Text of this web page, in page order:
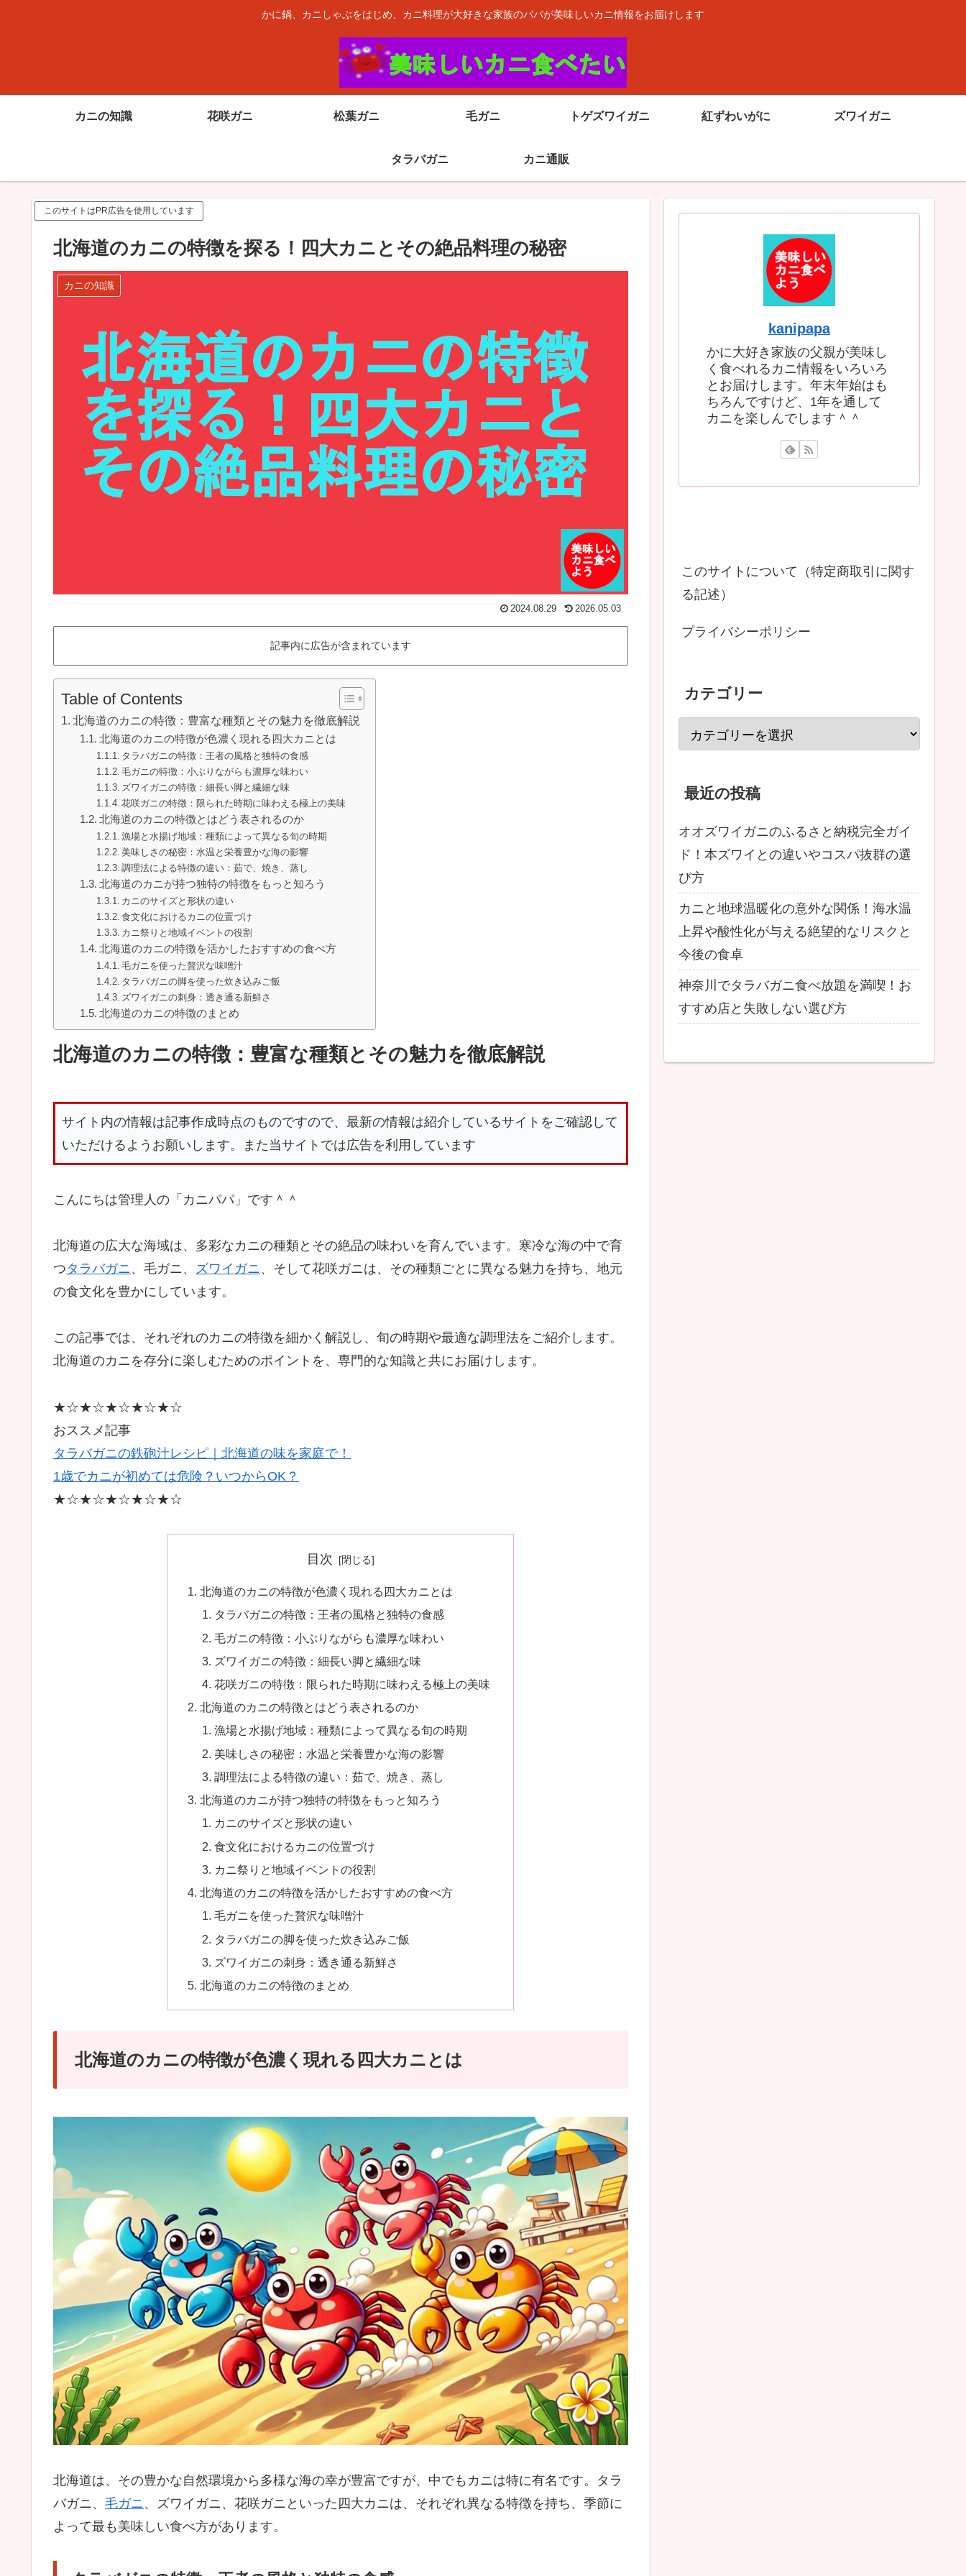
かに鍋、カニしゃぶをはじめ、カニ料理が大好きな家族のパパが美味しいカニ情報をお届けします
カニの知識 花咲ガニ 松葉ガニ 毛ガニ トゲズワイガニ 紅ずわいがに ズワイガニ
タラバガニ カニ通販
このサイトはPR広告を使用しています
北海道のカニの特徴を探る！四大カニとその絶品料理の秘密
カニの知識
2024.08.29 2026.05.03
記事内に広告が含まれています
Table of Contents
北海道のカニの特徴：豊富な種類とその魅力を徹底解説
北海道のカニの特徴が色濃く現れる四大カニとは
タラバガニの特徴：王者の風格と独特の食感
毛ガニの特徴：小ぶりながらも濃厚な味わい
ズワイガニの特徴：細長い脚と繊細な味
花咲ガニの特徴：限られた時期に味わえる極上の美味
北海道のカニの特徴とはどう表されるのか
漁場と水揚げ地域：種類によって異なる旬の時期
美味しさの秘密：水温と栄養豊かな海の影響
調理法による特徴の違い：茹で、焼き、蒸し
北海道のカニが持つ独特の特徴をもっと知ろう
カニのサイズと形状の違い
食文化におけるカニの位置づけ
カニ祭りと地域イベントの役割
北海道のカニの特徴を活かしたおすすめの食べ方
毛ガニを使った贅沢な味噌汁
タラバガニの脚を使った炊き込みご飯
ズワイガニの刺身：透き通る新鮮さ
北海道のカニの特徴のまとめ
北海道のカニの特徴：豊富な種類とその魅力を徹底解説
サイト内の情報は記事作成時点のものですので、最新の情報は紹介しているサイトをご確認して
いただけるようお願いします。また当サイトでは広告を利用しています
こんにちは管理人の「カニパパ」です＾＾
北海道の広大な海域は、多彩なカニの種類とその絶品の味わいを育んでいます。寒冷な海の中で育
つタラバガニ、毛ガニ、 ズワイガニ、そして花咲ガニは、その種類ごとに異なる魅力を持ち、地元
の食文化を豊かにしています。
この記事では、それぞれのカニの特徴を細かく解説し、旬の時期や最適な調理法をご紹介します。
北海道のカニを存分に楽しむためのポイントを、専門的な知識と共にお届けします。
★☆★☆★☆★☆★☆
おススメ記事
タラバガニの鉄砲汁レシピ｜北海道の味を家庭で！
1歳でカニが初めては危険？いつからOK？
★☆★☆★☆★☆★☆
目次
北海道のカニの特徴が色濃く現れる四大カニとは
タラバガニの特徴：王者の風格と独特の食感
毛ガニの特徴：小ぶりながらも濃厚な味わい
ズワイガニの特徴：細長い脚と繊細な味
花咲ガニの特徴：限られた時期に味わえる極上の美味
北海道のカニの特徴とはどう表されるのか
漁場と水揚げ地域：種類によって異なる旬の時期
美味しさの秘密：水温と栄養豊かな海の影響
調理法による特徴の違い：茹で、焼き、蒸し
北海道のカニが持つ独特の特徴をもっと知ろう
カニのサイズと形状の違い
食文化におけるカニの位置づけ
カニ祭りと地域イベントの役割
北海道のカニの特徴を活かしたおすすめの食べ方
毛ガニを使った贅沢な味噌汁
タラバガニの脚を使った炊き込みご飯
ズワイガニの刺身：透き通る新鮮さ
北海道のカニの特徴のまとめ
北海道のカニの特徴が色濃く現れる四大カニとは
北海道は、その豊かな自然環境から多様な海の幸が豊富ですが、中でもカニは特に有名です。タラ
バガニ、 毛ガニ 、ズワイガニ、花咲ガニといった四大カニは、それぞれ異なる特徴を持ち、季節に
よって最も美味しい食べ方があります。
kanipapa
かに大好き家族の父親が美味し
く食べれるカニ情報をいろいろ
とお届けします。年末年始はも
ちろんですけど、1年を通して
カニを楽しんでします＾＾
このサイトについて（特定商取引に関す
る記述）
プライバシーポリシー
カテゴリー
最近の投稿
オオズワイガニのふるさと納税完全ガイ
ド！本ズワイとの違いやコスパ抜群の選
び方
カニと地球温暖化の意外な関係！海水温
上昇や酸性化が与える絶望的なリスクと
今後の食卓
神奈川でタラバガニ食べ放題を満喫！お
すすめ店と失敗しない選び方